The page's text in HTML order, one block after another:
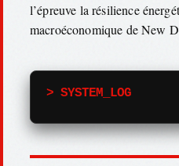
l’épreuve la résilience
macroéconomique de New
> SYSTEM_LOG